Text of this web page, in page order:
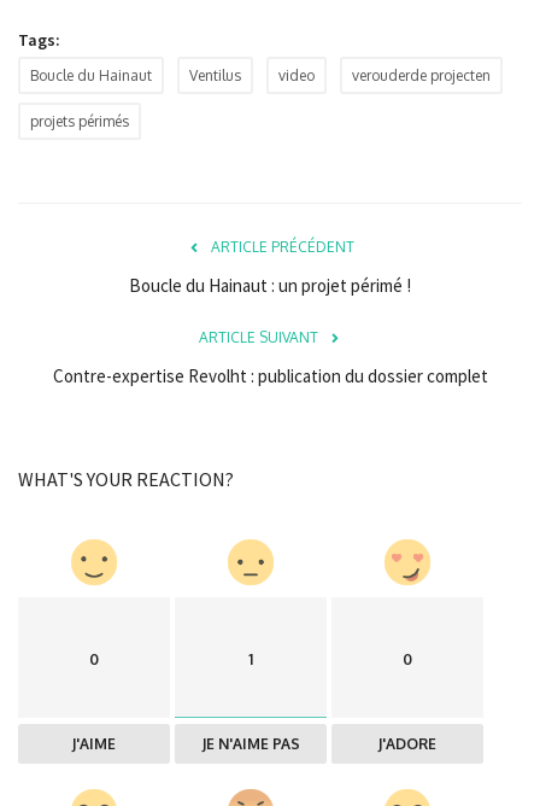
Tags:
Boucle du Hainaut Ventilus video verouderde projecten
projets périmés
ARTICLE PRÉCÉDENT
Boucle du Hainaut : un projet périmé !
ARTICLE SUIVANT
Contre-expertise Revolht : publication du dossier complet
WHAT'S YOUR REACTION?
0
J'AIME
1
JE N'AIME PAS
0
J'ADORE